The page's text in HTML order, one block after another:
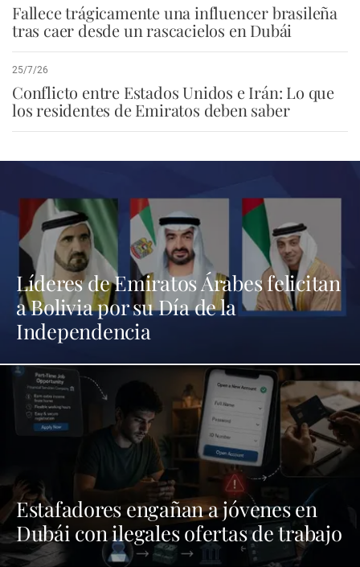
Fallece trágicamente una influencer brasileña
tras caer desde un rascacielos en Dubái
25/7/26
Conflicto entre Estados Unidos e Irán: Lo que
los residentes de Emiratos deben saber
Líderes de Emiratos Árabes felicitan
a Bolivia por su Día de la
Independencia
Estafadores engañan a jóvenes en
Dubái con ilegales ofertas de trabajo